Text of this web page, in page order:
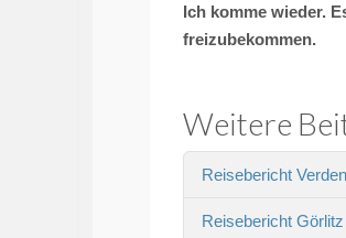
Ich komme wieder.
freizubekommen.
Weitere
Reisebericht
Reisebericht